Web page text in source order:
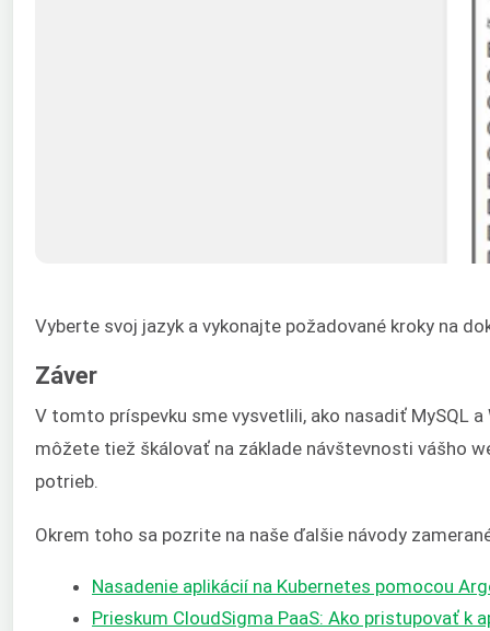
Vyberte svoj jazyk a vykonajte požadované kroky na
Záver
V tomto príspevku sme vysvetlili, ako nasadiť MySQL
môžete tiež škálovať na základe návštevnosti vášho
potrieb.
Okrem toho sa pozrite na naše ďalšie návody
Nasadenie aplikácií na Kubernetes pomocou
Prieskum CloudSigma PaaS: Ako pristupovať k